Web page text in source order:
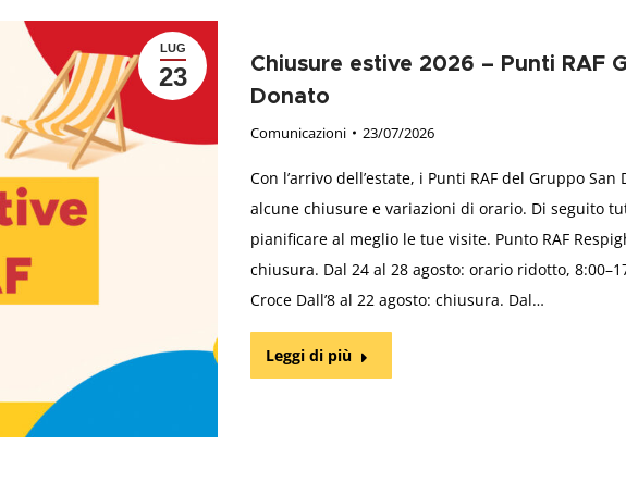
LUG
23
Chiusure estive 2026 – Punti RAF
Donato
Comunicazioni 23/07/2026
Con l’arrivo dell’estate, i Punti RAF del Gruppo
alcune chiusure e variazioni di orario. Di seguito
pianificare al meglio le tue visite. Punto RAF
chiusura. Dal 24 al 28 agosto: orario ridotto,
Croce Dall’8 al 22 agosto: chiusura. Dal…
Leggi di più